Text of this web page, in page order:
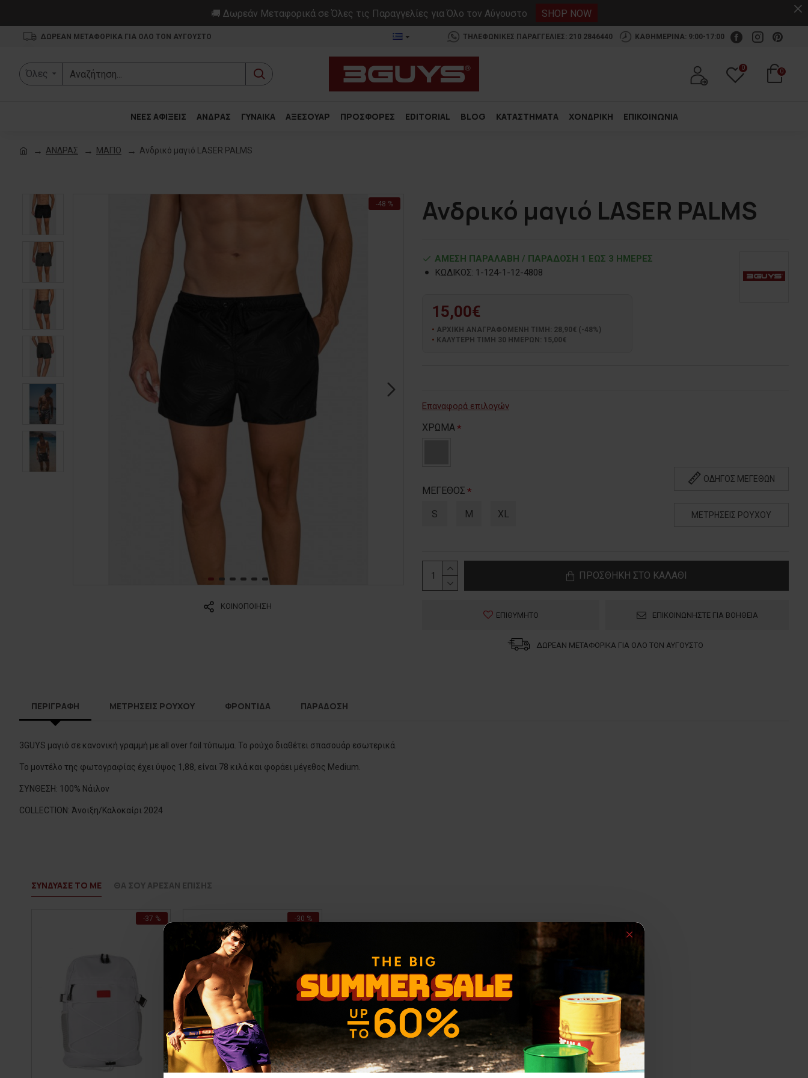
🚚 Δωρεάν Μεταφορικά σε Όλες τις Παραγγελίες για Όλο τον Αύγουστο SHOP NOW
ΔΩΡΕΑΝ ΜΕΤΑΦΟΡΙΚΑ ΓΙΑ ΟΛΟ ΤΟΝ ΑΥΓΟΥΣΤΟ ΤΗΛΕΦΩΝΙΚΕΣ ΠΑΡΑΓΓΕΛΙΕΣ: 210 2846440 ΚΑΘΗΜΕΡΙΝΑ: 9:00-17:00
Όλες
0 0
ΝΕΕΣ ΑΦΙΞΕΙΣ ΑΝΔΡΑΣ ΓΥΝΑΙΚΑ ΑΞΕΣΟΥΑΡ ΠΡΟΣΦΟΡΕΣ EDITORIAL BLOG ΚΑΤΑΣΤΗΜΑΤΑ ΧΟΝΔΡΙΚΗ ΕΠΙΚΟΙΝΩΝΙΑ
ΑΝΔΡΑΣ ΜΑΓΙΟ Ανδρικό μαγιό LASER PALMS
-48 %
ΚΟΙΝΟΠΟΙΗΣΗ
Ανδρικό μαγιό LASER PALMS
ΑΜΕΣΗ ΠΑΡΑΛΑΒΗ / ΠΑΡΑΔOΣΗ 1 ΕΩΣ 3 ΗΜΕΡΕΣ
ΚΩΔΙΚΟΣ: 1-124-1-12-4808
15,00€
ΑΡΧΙΚΗ ΑΝΑΓΡΑΦΟΜΕΝΗ ΤΙΜΗ: 28,90€ (-48%)
ΚΑΛΥΤΕΡΗ ΤΙΜΗ 30 ΗΜΕΡΩΝ: 15,00€
Επαναφορά επιλογών
ΧΡΩΜΑ
ΜΕΓΕΘΟΣ
S M XL
ΟΔΗΓΟΣ ΜΕΓΕΘΩΝ
ΜΕΤΡΗΣΕΙΣ ΡΟΥΧΟΥ
ΠΡΟΣΘΗΚΗ ΣΤΟ ΚΑΛΑΘΙ
ΕΠΙΘΥΜΗΤΟ ΕΠΙΚΟΙΝΩΝΗΣΤΕ ΓΙΑ ΒΟΗΘΕΙΑ
ΔΩΡΕΑΝ ΜΕΤΑΦΟΡΙΚΑ ΓΙΑ ΟΛΟ ΤΟΝ ΑΥΓΟΥΣΤΟ
ΠΕΡΙΓΡΑΦΗ ΜΕΤΡΗΣΕΙΣ ΡΟΥΧΟΥ ΦΡΟΝΤΙΔΑ ΠΑΡΑΔΟΣΗ
3GUYS μαγιό σε κανονική γραμμή με all over foil τύπωμα. Το ρούχο διαθέτει σπασουάρ εσωτερικά.
Το μοντέλο της φωτογραφίας έχει ύψος 1,88, είναι 78 κιλά και φοράει μέγεθος Medium.
ΣΥΝΘΕΣΗ: 100% Νάιλον
COLLECTION: Άνοιξη/Καλοκαίρι 2024
ΣΥΝΔΥΑΣΕ ΤΟ ΜΕ ΘΑ ΣΟΥ ΑΡΕΣΑΝ ΕΠΙΣΗΣ
-37 % -30 %